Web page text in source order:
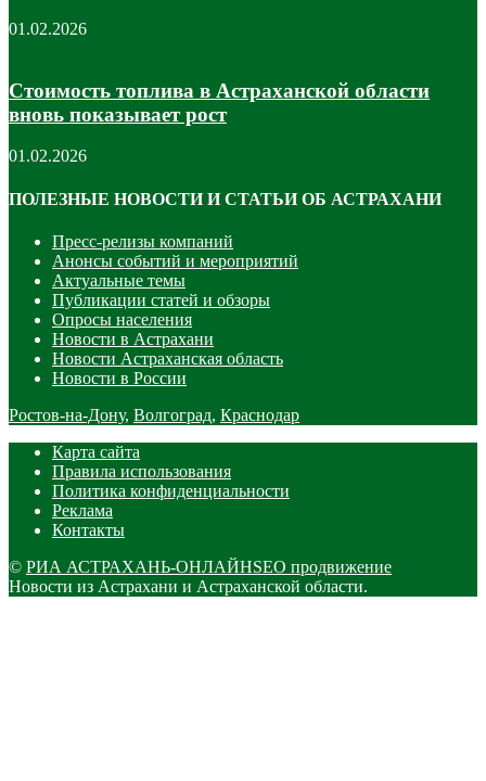
01.02.2026
Стоимость топлива в Астраханской области
вновь показывает рост
01.02.2026
ПОЛЕЗНЫЕ НОВОСТИ И СТАТЬИ ОБ АСТРАХАНИ
Пресс-релизы компаний
Анонсы событий и мероприятий
Актуальные темы
Публикации статей и обзоры
Опросы населения
Новости в Астрахани
Новости Астраханская область
Новости в России
Ростов-на-Дону, Волгоград, Краснодар
Карта сайта
Правила использования
Политика конфиденциальности
Реклама
Контакты
© РИА АСТРАХАНЬ-ОНЛАЙНSEO продвижение
Новости из Астрахани и Астраханской области.